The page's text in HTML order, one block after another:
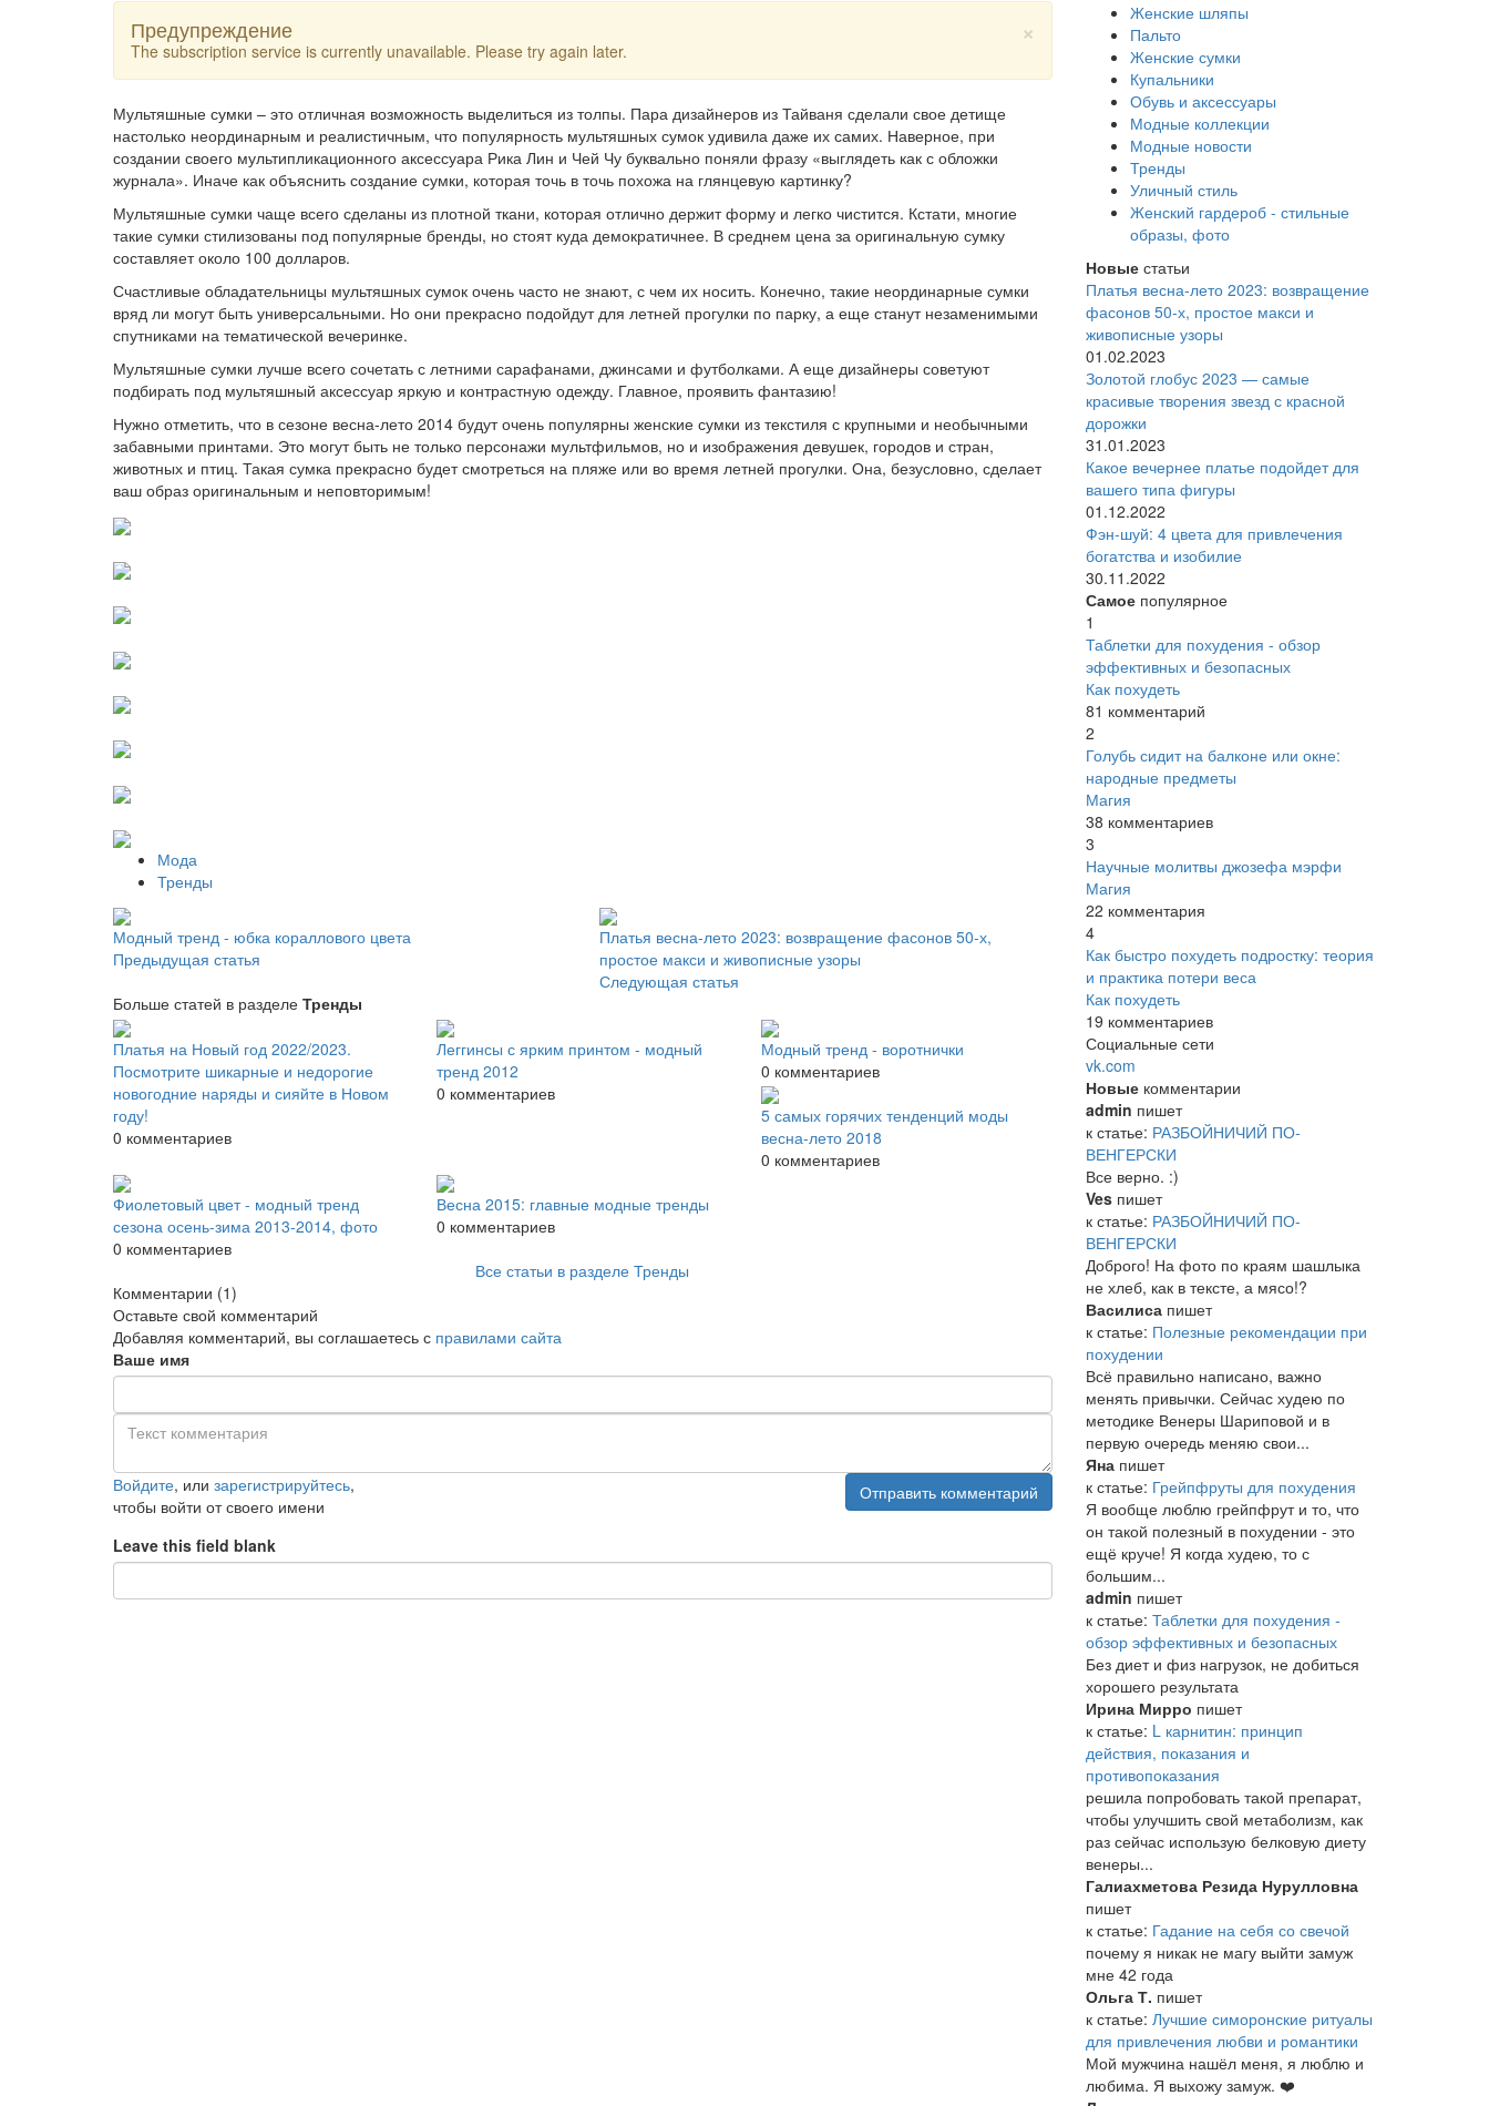
×
Предупреждение
The subscription service is currently unavailable. Please try again later.
Мультяшные сумки – это отличная возможность выделиться из толпы. Пара дизайнеров из Тайваня сделали свое детище
настолько неординарным и реалистичным, что популярность мультяшных сумок удивила даже их самих. Наверное, при
создании своего мультипликационного аксессуара Рика Лин и Чей Чу буквально поняли фразу «выглядеть как с обложки
журнала». Иначе как объяснить создание сумки, которая точь в точь похожа на глянцевую картинку?
Мультяшные сумки чаще всего сделаны из плотной ткани, которая отлично держит форму и легко чистится. Кстати, многие
такие сумки стилизованы под популярные бренды, но стоят куда демократичнее. В среднем цена за оригинальную сумку
составляет около 100 долларов.
Счастливые обладательницы мультяшных сумок очень часто не знают, с чем их носить. Конечно, такие неординарные сумки
вряд ли могут быть универсальными. Но они прекрасно подойдут для летней прогулки по парку, а еще станут незаменимыми
спутниками на тематической вечеринке.
Мультяшные сумки лучше всего сочетать с летними сарафанами, джинсами и футболками. А еще дизайнеры советуют
подбирать под мультяшный аксессуар яркую и контрастную одежду. Главное, проявить фантазию!
Нужно отметить, что в сезоне весна-лето 2014 будут очень популярны женские сумки из текстиля с крупными и необычными
забавными принтами. Это могут быть не только персонажи мультфильмов, но и изображения девушек, городов и стран,
животных и птиц. Такая сумка прекрасно будет смотреться на пляже или во время летней прогулки. Она, безусловно, сделает
ваш образ оригинальным и неповторимым!
Мода
Тренды
Модный тренд - юбка кораллового цвета
Предыдущая статья
Платья весна-лето 2023: возвращение фасонов 50-х,
простое макси и живописные узоры
Следующая статья
Больше статей в разделе Тренды
Платья на Новый год 2022/2023.
Посмотрите шикарные и недорогие
новогодние наряды и сияйте в Новом
году!
0 комментариев
Леггинсы с ярким принтом - модный
тренд 2012
0 комментариев
Модный тренд - воротнички
0 комментариев
5 самых горячих тенденций моды
весна-лето 2018
0 комментариев
Фиолетовый цвет - модный тренд
сезона осень-зима 2013-2014, фото
0 комментариев
Весна 2015: главные модные тренды
0 комментариев
Все статьи в разделе Тренды
Комментарии (1)
Оставьте свой комментарий
Добавляя комментарий, вы соглашаетесь с правилами сайта
Ваше имя
Войдите, или зарегистрируйтесь,
чтобы войти от своего имени
Отправить комментарий
Leave this field blank
Женские шляпы
Пальто
Женские сумки
Купальники
Обувь и аксессуары
Модные коллекции
Модные новости
Тренды
Уличный стиль
Женский гардероб - стильные
образы, фото
Новыестатьи
Платья весна-лето 2023: возвращение
фасонов 50-х, простое макси и
живописные узоры
01.02.2023
Золотой глобус 2023 — самые
красивые творения звезд с красной
дорожки
31.01.2023
Какое вечернее платье подойдет для
вашего типа фигуры
01.12.2022
Фэн-шуй: 4 цвета для привлечения
богатства и изобилие
30.11.2022
Самоепопулярное
1
Таблетки для похудения - обзор
эффективных и безопасных
Как похудеть
81 комментарий
2
Голубь сидит на балконе или окне:
народные предметы
Магия
38 комментариев
3
Научные молитвы джозефа мэрфи
Магия
22 комментария
4
Как быстро похудеть подростку: теория
и практика потери веса
Как похудеть
19 комментариев
Социальные сети
vk.com
Новыекомментарии
admin пишет
к статье: РАЗБОЙНИЧИЙ ПО-
ВЕНГЕРСКИ
Все верно. :)
Vesпишет
к статье: РАЗБОЙНИЧИЙ ПО-
ВЕНГЕРСКИ
Доброго! На фото по краям шашлыка
не хлеб, как в тексте, а мясо!?
Василисапишет
к статье: Полезные рекомендации при
похудении
Всё правильно написано, важно
менять привычки. Сейчас худею по
методике Венеры Шариповой и в
первую очередь меняю свои...
Янапишет
к статье: Грейпфруты для похудения
Я вообще люблю грейпфрут и то, что
он такой полезный в похудении - это
ещё круче! Я когда худею, то с
большим...
admin пишет
к статье: Таблетки для похудения -
обзор эффективных и безопасных
Без диет и физ нагрузок, не добиться
хорошего результата
Ирина Мирро пишет
к статье: L карнитин: принцип
действия, показания и
противопоказания
решила попробовать такой препарат,
чтобы улучшить свой метаболизм, как
раз сейчас использую белковую диету
венеры...
Галиахметова Резида Нурулловна
пишет
к статье: Гадание на себя со свечой
почему я никак не магу выйти замуж
мне 42 года
Ольга Т. пишет
к статье: Лучшие симоронские ритуалы
для привлечения любви и романтики
Мой мужчина нашёл меня, я люблю и
любима. Я выхожу замуж. ❤️